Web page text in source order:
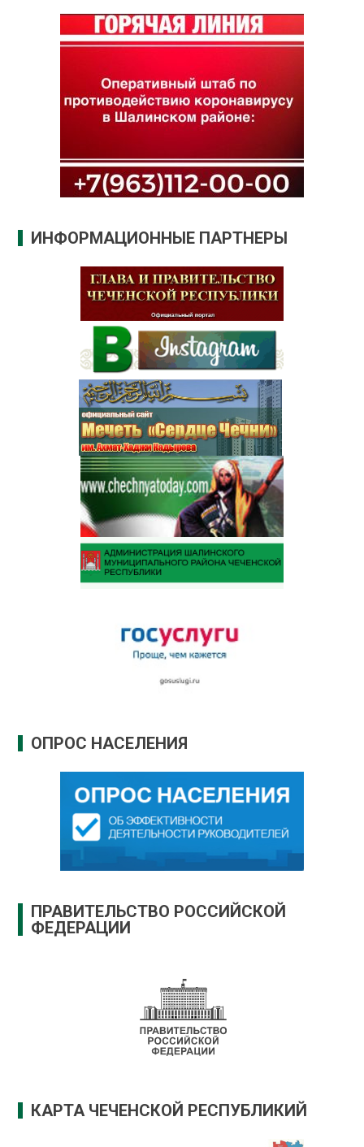
ИНФОРМАЦИОННЫЕ ПАРТНЕРЫ
ОПРОС НАСЕЛЕНИЯ
ПРАВИТЕЛЬСТВО РОССИЙСКОЙ
ФЕДЕРАЦИИ
КАРТА ЧЕЧЕНСКОЙ РЕСПУБЛИКИЙ